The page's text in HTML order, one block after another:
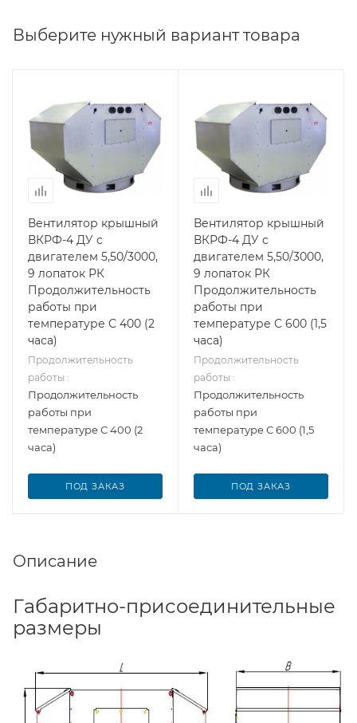
Выберите нужный вариант товара
Вентилятор крышный
ВКРФ-4 ДУ с
двигателем 5,50/3000,
9 лопаток РК
Продолжительность
работы при
температуре С 400 (2
часа)
Продолжительность
работы :
Продолжительность
работы при
температуре С 400 (2
часа)
ПОД ЗАКАЗ
Вентилятор крышный
ВКРФ-4 ДУ с
двигателем 5,50/3000,
9 лопаток РК
Продолжительность
работы при
температуре С 600 (1,5
часа)
Продолжительность
работы :
Продолжительность
работы при
температуре С 600 (1,5
часа)
ПОД ЗАКАЗ
Описание
Габаритно-присоединительные
размеры